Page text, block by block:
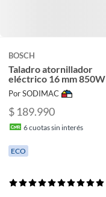
BOSCH
Taladro atornillador
eléctrico 16 mm 850W
Por SODIMAC
$ 189.990
6cuotas sin interés
ECO